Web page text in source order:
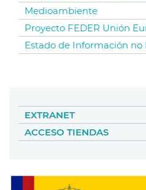
Medioambiente
Proyecto FEDER Unión
Estado de Información no
EXTRANET
ACCESO TIENDAS